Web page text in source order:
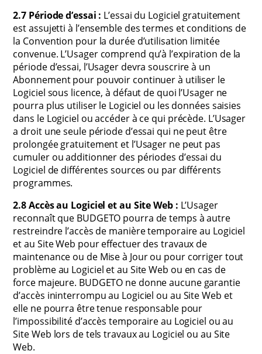
2.7 Période d’essai : L’essai du Logiciel gratuitement
est assujetti à l’ensemble des termes et conditions de
la Convention pour la durée d’utilisation limitée
convenue. L’Usager comprend qu’à l’expiration de la
période d’essai, l’Usager devra souscrire à un
Abonnement pour pouvoir continuer à utiliser le
Logiciel sous licence, à défaut de quoi l’Usager ne
pourra plus utiliser le Logiciel ou les données saisies
dans le Logiciel ou accéder à ce qui précède. L’Usager
a droit une seule période d’essai qui ne peut être
prolongée gratuitement et l’Usager ne peut pas
cumuler ou additionner des périodes d’essai du
Logiciel de différentes sources ou par différents
programmes.
2.8 Accès au Logiciel et au Site Web : L’Usager
reconnaît que BUDGETO pourra de temps à autre
restreindre l’accès de manière temporaire au Logiciel
et au Site Web pour effectuer des travaux de
maintenance ou de Mise à Jour ou pour corriger tout
problème au Logiciel et au Site Web ou en cas de
force majeure. BUDGETO ne donne aucune garantie
d’accès ininterrompu au Logiciel ou au Site Web et
elle ne pourra être tenue responsable pour
l’impossibilité d’accès temporaire au Logiciel ou au
Site Web lors de tels travaux au Logiciel ou au Site
Web.